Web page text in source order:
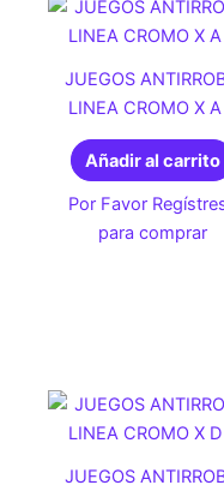
JUEGOS
LINEA CROMO X
Añadir al carrito
Por Favor
para comprar
JUEGOS